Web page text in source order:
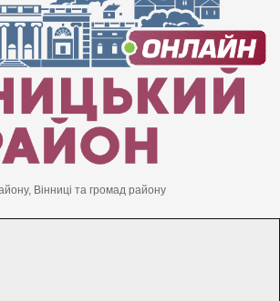
Вінниці та громад району